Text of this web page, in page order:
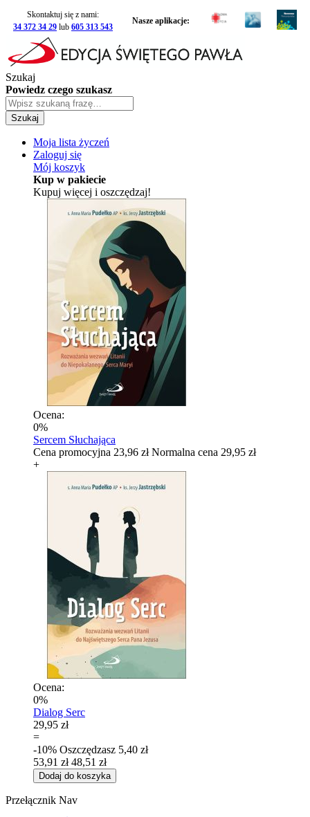
Skontaktuj się z nami:
34 372 34 29 lub 605 313 543
Nasze aplikacje:
Szukaj
Powiedz czego szukasz
Szukaj
Moja lista życzeń
Zaloguj się
Mój koszyk
Kup w pakiecie
Kupuj więcej i oszczędzaj!
Ocena:
0%
Sercem Słuchająca
Cena promocyjna 23,96 zł Normalna cena 29,95 zł
+
Ocena:
0%
Dialog Serc
29,95 zł
=
-10% Oszczędzasz 5,40 zł
53,91 zł 48,51 zł
Dodaj do koszyka
Przełącznik Nav